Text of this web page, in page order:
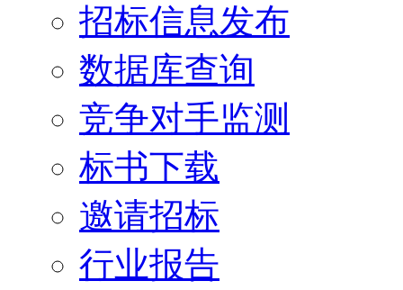
招标信息发布
数据库查询
竞争对手监测
标书下载
邀请招标
行业报告